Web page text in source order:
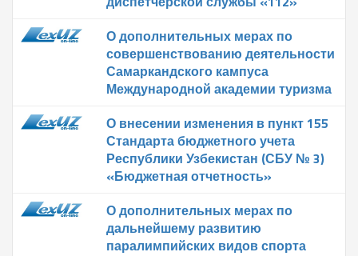
О дополнительных мерах по
совершенствованию деятельности
Самаркандского кампуса
Международной академии туризма
О внесении изменения в пункт 155
Стандарта бюджетного учета
Республики Узбекистан (СБУ № 3)
«Бюджетная отчетность»
О дополнительных мерах по
дальнейшему развитию
паралимпийских видов спорта